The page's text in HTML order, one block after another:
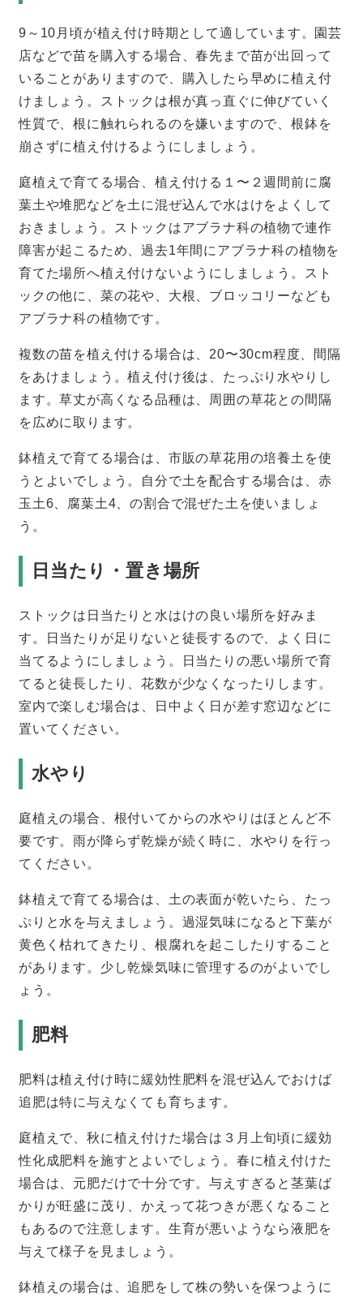
9～10月頃が植え付け時期として適しています。園芸
店などで苗を購入する場合、春先まで苗が出回って
いることがありますので、購入したら早めに植え付
けましょう。ストックは根が真っ直ぐに伸びていく
性質で、根に触れられるのを嫌いますので、根鉢を
崩さずに植え付けるようにしましょう。
庭植えで育てる場合、植え付ける１〜２週間前に腐
葉土や堆肥などを土に混ぜ込んで水はけをよくして
おきましょう。ストックはアブラナ科の植物で連作
障害が起こるため、過去1年間にアブラナ科の植物を
育てた場所へ植え付けないようにしましょう。スト
ックの他に、菜の花や、大根、ブロッコリーなども
アブラナ科の植物です。
複数の苗を植え付ける場合は、20〜30cm程度、間隔
をあけましょう。植え付け後は、たっぷり水やりし
ます。草丈が高くなる品種は、周囲の草花との間隔
を広めに取ります。
鉢植えで育てる場合は、市販の草花用の培養土を使
うとよいでしょう。自分で土を配合する場合は、赤
玉土6、腐葉土4、の割合で混ぜた土を使いましょ
う。
日当たり・置き場所
ストックは日当たりと水はけの良い場所を好みま
す。日当たりが足りないと徒長するので、よく日に
当てるようにしましょう。日当たりの悪い場所で育
てると徒長したり、花数が少なくなったりします。
室内で楽しむ場合は、日中よく日が差す窓辺などに
置いてください。
水やり
庭植えの場合、根付いてからの水やりはほとんど不
要です。雨が降らず乾燥が続く時に、水やりを行っ
てください。
鉢植えで育てる場合は、土の表面が乾いたら、たっ
ぷりと水を与えましょう。過湿気味になると下葉が
黄色く枯れてきたり、根腐れを起こしたりすること
があります。少し乾燥気味に管理するのがよいでし
ょう。
肥料
肥料は植え付け時に緩効性肥料を混ぜ込んでおけば
追肥は特に与えなくても育ちます。
庭植えで、秋に植え付けた場合は３月上旬頃に緩効
性化成肥料を施すとよいでしょう。春に植え付けた
場合は、元肥だけで十分です。与えすぎると茎葉ば
かりが旺盛に茂り、かえって花つきが悪くなること
もあるので注意します。生育が悪いようなら液肥を
与えて様子を見ましょう。
鉢植えの場合は、追肥をして株の勢いを保つように